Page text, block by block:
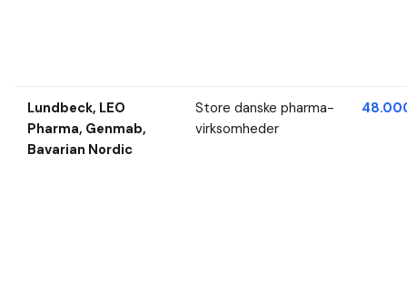
Lundbeck, LEO
Pharma, Genmab,
Bavarian Nordic
Store danske pharma-
virksomheder